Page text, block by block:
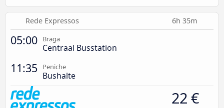
Rede Expressos 6h 35m
05:00 Braga
Centraal Busstation
11:35 Peniche
Bushalte
22 €